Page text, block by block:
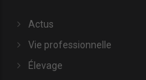
Actus
Vie professionnelle
Élevage